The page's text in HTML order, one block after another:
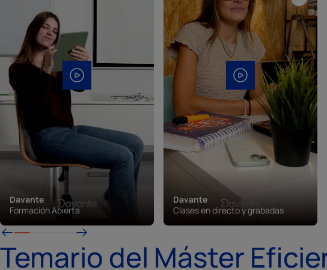
Davante
Formación Abierta
Davante
Clases en directo y grabadas
Temario del Máster